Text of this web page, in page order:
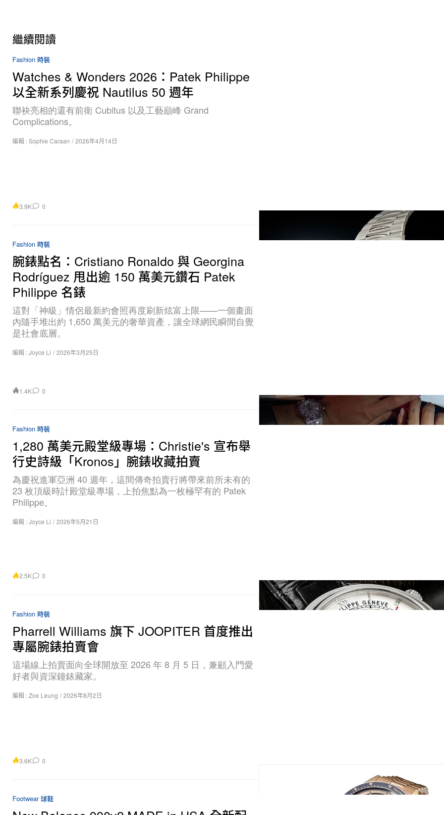
繼續閱讀
Fashion 時裝
Watches & Wonders 2026：Patek Philippe
以全新系列慶祝 Nautilus 50 週年
聯袂亮相的還有前衛 Cubitus 以及工藝巔峰 Grand
Complications。
編輯 :Sophie Caraan / 2026年4月14日
3.9K 0
Fashion 時裝
腕錶點名：Cristiano Ronaldo 與 Georgina
Rodríguez 甩出逾 150 萬美元鑽石 Patek
Philippe 名錶
這對「神級」情侶最新約會照再度刷新炫富上限——一個畫面
內隨手堆出約 1,650 萬美元的奢華資產，讓全球網民瞬間自覺
是社會底層。
編輯 :Joyce Li / 2026年3月25日
1.4K 0
Fashion 時裝
1,280 萬美元殿堂級專場：Christie's 宣布舉
行史詩級「Kronos」腕錶收藏拍賣
為慶祝進軍亞洲 40 週年，這間傳奇拍賣行將帶來前所未有的
23 枚頂級時計殿堂級專場，上拍焦點為一枚極罕有的 Patek
Philippe。
編輯 :Joyce Li / 2026年5月21日
2.5K 0
Fashion 時裝
Pharrell Williams 旗下 JOOPITER 首度推出
專屬腕錶拍賣會
這場線上拍賣面向全球開放至 2026 年 8 月 5 日，兼顧入門愛
好者與資深鐘錶藏家。
編輯 :Zoe Leung / 2026年8月2日
3.6K 0
Footwear 球鞋